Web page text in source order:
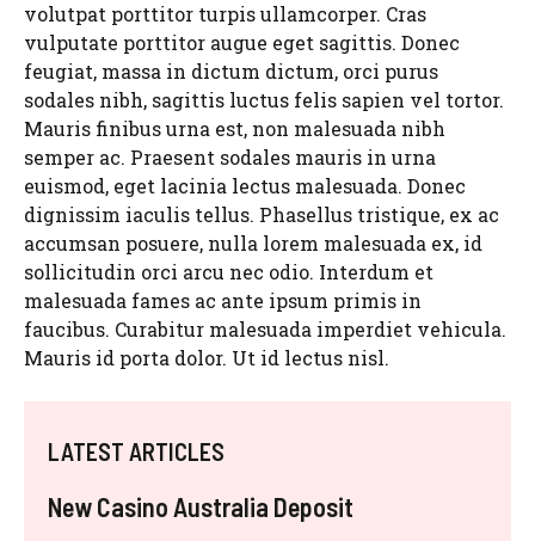
volutpat porttitor turpis ullamcorper. Cras
vulputate porttitor augue eget sagittis. Donec
feugiat, massa in dictum dictum, orci purus
sodales nibh, sagittis luctus felis sapien vel tortor.
Mauris finibus urna est, non malesuada nibh
semper ac. Praesent sodales mauris in urna
euismod, eget lacinia lectus malesuada. Donec
dignissim iaculis tellus. Phasellus tristique, ex ac
accumsan posuere, nulla lorem malesuada ex, id
sollicitudin orci arcu nec odio. Interdum et
malesuada fames ac ante ipsum primis in
faucibus. Curabitur malesuada imperdiet vehicula.
Mauris id porta dolor. Ut id lectus nisl.
LATEST ARTICLES
New Casino Australia Deposit